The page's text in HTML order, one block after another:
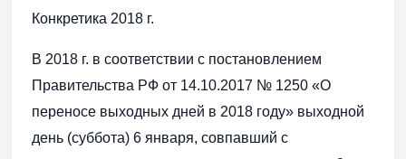
Конкретика 2018 г.
В 2018 г. в соответствии с постановлением
Правительства РФ от 14.10.2017 № 1250 «О
переносе выходных дней в 2018 году» выходной
день (суббота) 6 января, совпавший с